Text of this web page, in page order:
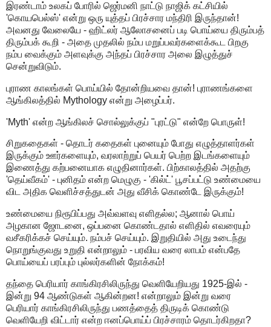
இரண்டாம் உலகப் போரில் ஜெர்மனி நாட்டு நாஜிக் கட்சியில்
'கொயபெல்ஸ்' என்று ஒரு யுத்தப் பிரச்சார மந்திரி இருந்தான்!
அவனது வேலையே - ஹிட்லர் ஆலோசனைப் படி பொய்யை திரும்பத்
திரும்பக் கூறி - அதை முதலில் நம்ப மறுப்பவர்களைக்கூட பிறகு
நம்ப வைக்கும் அளவுக்கு அந்தப் பிரச்சார அலை இழுத்துச்
சென்றுவிடும்.
புராண காலங்கள் பொய்யில் தோன்றியவை தான்! புராணங்களை
ஆங்கிலத்தில் Mythology என்று அழைப்பர்.
'Myth' என்ற ஆங்கிலச் சொல்லுக்குப் "புரட்டு" என்றே பொருள்!
சிறுகதைகள் - தொடர் கதைகள் புனையும் போது எழுத்தாளர்கள்
இருக்கும் ஊர்களையும், வரலாற்றுப் பெயர் பெற்ற இடங்களையும்
இணைத்து கற்பனையாக எழுதினார்கள். பிற்காலத்தில் அதற்கு
'தெய்வீகம்' - புனிதம் என்ற மெழுகு - 'கில்ட்' பூசப்பட்டு உண்மையை
விட அதிக வெளிச்சத்துடன் அது வீசிக் கொண்டே இருக்கும்!
உண்மையை நிரூபிப்பது அவ்வளவு எளிதல்ல; ஆனால் பொய்
அழகான ஜோடனை, ஒப்பனை கொண்டதால் எளிதில் எவரையும்
வசீகரிக்கச் செய்யும். நம்பச் செய்யும். இறுதியில் அது உடைந்து
நொறுங்குவது உறுதி என்றாலும் - பரவிய வரை லாபம் என்பதே
பொய்யைப் பரப்பும் புல்லர்களின் நோக்கம்!
தந்தை பெரியார் காங்கிரசிலிருந்து வெளியேறியது 1925-இல் -
இன்று 94 ஆண்டுகள் ஆகின்றன! என்றாலும் இன்று வரை
பெரியார் காங்கிரசிலிருந்து பணத்தைத் திருடிக் கொண்டு
வெளியேறி விட்டார் என்ற ஈனப்பொய்ப் பிரச்சாரம் தொடர்கிறதா?